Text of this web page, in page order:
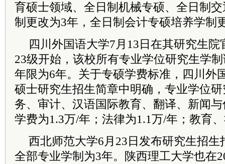
育硕士领域、全日制机械专硕、全日制
制更改为3年，全日制会计专硕培养学制
四川外国语大学7月13日在其研究生
23级开始，该校所有专业学位研究生学
年限为6年。关于专硕学费标准，四川外
硕士研究生招生简章中明确，专业学位
务、审计、汉语国际教育、翻译、新闻
学费为1.3万/年；法律为1.1万/年；教育
西北师范大学6月23日发布研究生招
全部专业学制为3年。陕西理工大学也在